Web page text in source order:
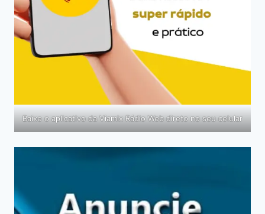
Baixe o aplicativo da Viamix Rádio Web direto no seu celular